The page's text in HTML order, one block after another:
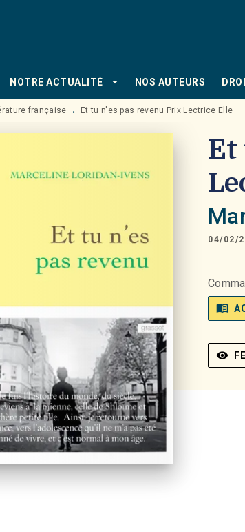
NOTRE ACTUALITÉ arrow_drop_down NOS AUTEURS
française • Et tu n'es pas revenu Prix Lectrice Elle
Et
04/02/
menu_book
visibility